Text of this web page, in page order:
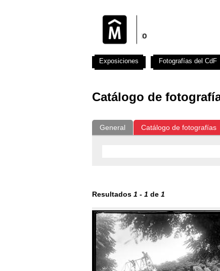
Catálogo de
General Catálogo de fotografías
Resultados 1 - 1 de 1
Exposiciones Fotografías del CdF